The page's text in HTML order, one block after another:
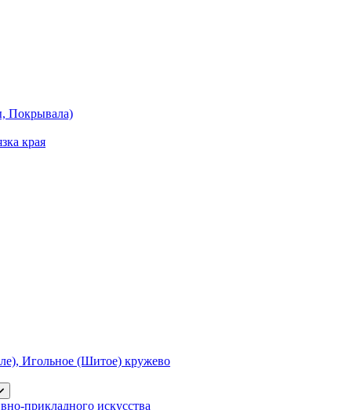
Покрывала)
края
Игольное (Шитое) кружево
прикладного искусства